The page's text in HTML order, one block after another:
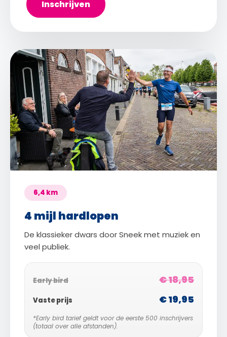
Inschrijven
6,4 km
4 mijl hardlopen
De klassieker dwars door Sneek met muziek en
veel publiek.
Early bird € 18,95
Vaste prijs € 19,95
*Early bird tarief geldt voor de eerste 500 inschrijvers
(totaal over alle afstanden).